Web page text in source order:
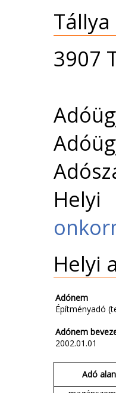
Tállya
3907
Helyi
Adónem
Építményadó
Adónem
2002.01.01
Adó